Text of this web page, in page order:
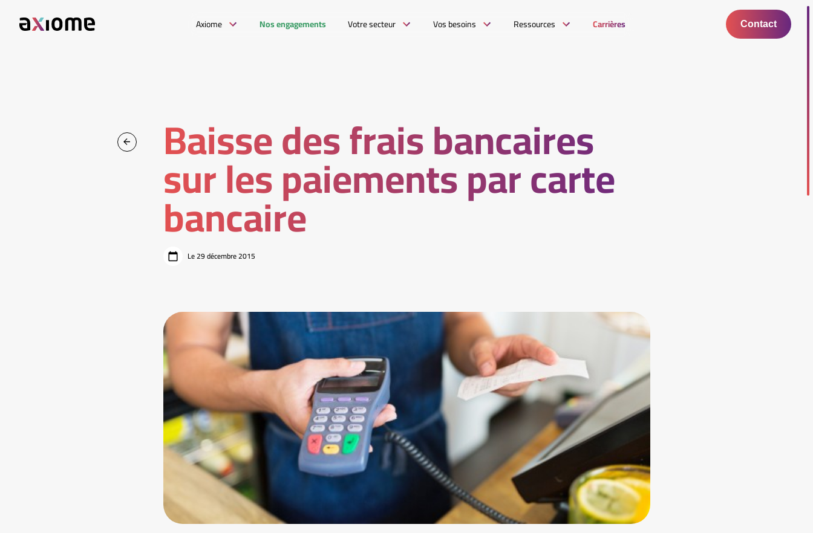
Axiome Nos engagements Votre secteur Vos besoins Ressources Carrières Contact
Baisse des frais bancaires
sur les paiements par carte
bancaire
Le 29 décembre 2015